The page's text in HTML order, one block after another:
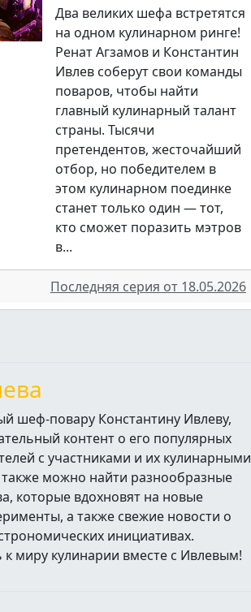
Два великих шефа встретятся
на одном кулинарном ринге!
Ренат Агзамов и Константин
Ивлев соберут свои команды
поваров, чтобы найти
главный кулинарный талант
страны. Тысячи
претендентов, жесточайший
отбор, но победителем в
этом кулинарном поединке
станет только один — тот,
кто сможет поразить мэтров
в...
Последняя серия от 18.05.2026
шеф-повару Константину Ивлеву,
контент о его популярных
с участниками и их кулинарными
также можно найти разнообразные
которые вдохновят на новые
а также свежие новости о
инициативах.
миру кулинарии вместе с Ивлевым!